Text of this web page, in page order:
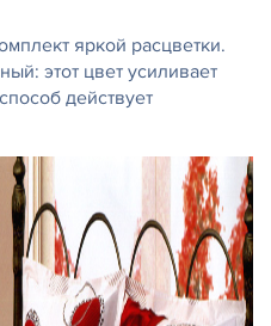
яркой расцветки.
этот цвет усиливает
действует